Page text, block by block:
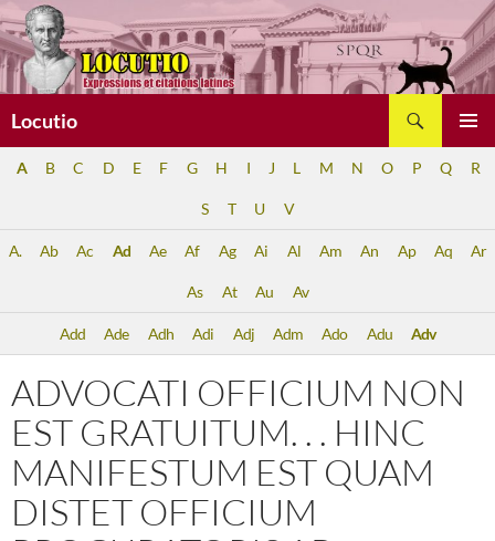
Aller
au
contenu
Locutio
A B C D E F G H I J L M N O P Q R
S T U V
A. Ab Ac Ad Ae Af Ag Ai Al Am An Ap Aq Ar
As At Au Av
Add Ade Adh Adi Adj Adm Ado Adu Adv
ADVOCATI OFFICIUM NON
EST GRATUITUM. . . HINC
MANIFESTUM EST QUAM
DISTET OFFICIUM